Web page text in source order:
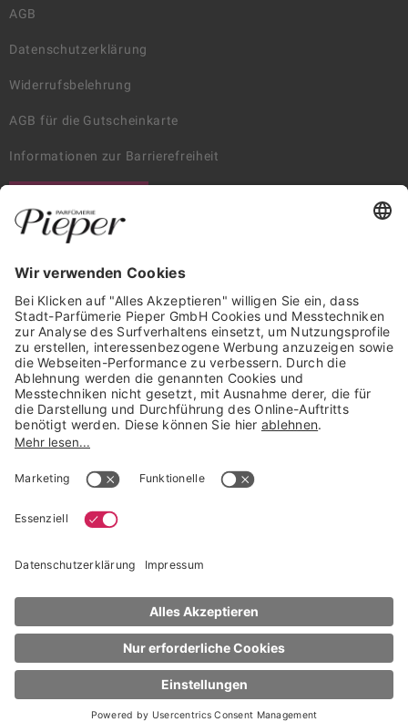
Gesichtspflege
Calendula Water Cream
AGB
Datenschutzerklärung
Widerrufsbelehrung
AGB für die Gutscheinkarte
Informationen zur Barrierefreiheit
Trusted Shops Mitglied seit 2010
* unverbindliche Preisempfehlung der Verbundgruppe beauty alliance
NACH OBEN